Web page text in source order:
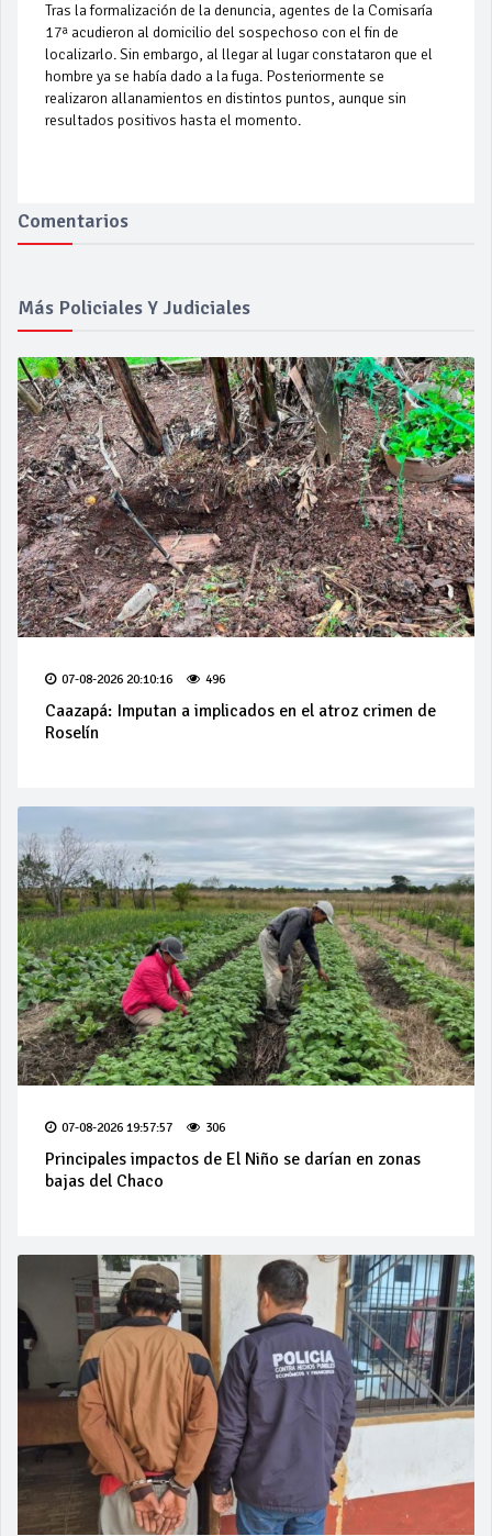
Tras la formalización de la denuncia, agentes de la Comisaría
17ª acudieron al domicilio del sospechoso con el fin de
localizarlo. Sin embargo, al llegar al lugar constataron que el
hombre ya se había dado a la fuga. Posteriormente se
realizaron allanamientos en distintos puntos, aunque sin
resultados positivos hasta el momento.
Comentarios
Más Policiales Y Judiciales
07-08-2026 20:10:16 496
Caazapá: Imputan a implicados en el atroz crimen de
Roselín
07-08-2026 19:57:57 306
Principales impactos de El Niño se darían en zonas
bajas del Chaco